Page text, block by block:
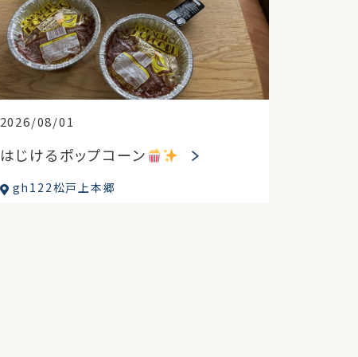
2026/08/01
はじけるポップコーン
gh122松戸上本郷